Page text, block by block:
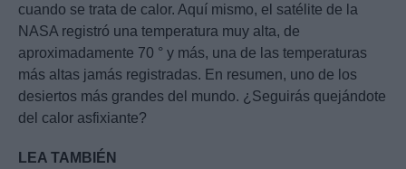
cuando se trata de calor. Aquí mismo, el satélite de la
NASA registró una temperatura muy alta, de
aproximadamente 70 ° y más, una de las temperaturas
más altas jamás registradas. En resumen, uno de los
desiertos más grandes del mundo. ¿Seguirás quejándote
del calor asfixiante?
LEA TAMBIÉN